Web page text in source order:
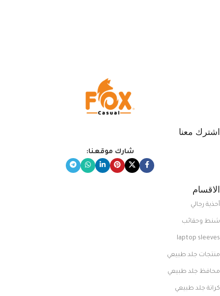
اشترك معنا
شارك موقعنا:
الاقسام
أحذية رجالي
شنط وحقائب
laptop sleeves
منتجات جلد طبيعي
محافظ جلد طبيعي
كراتة جلد طبيعي